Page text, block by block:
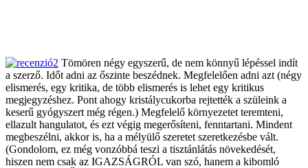
Tömören négy egyszerű, de nem könnyű lépéssel indít
a szerző. Időt adni az őszinte beszédnek. Megfelelően adni azt (négy
elismerés, egy kritika, de több elismerés is lehet egy kritikus
megjegyzéshez. Pont ahogy kristálycukorba rejtették a szüleink a
keserű gyógyszert még régen.) Megfelelő környezetet teremteni,
ellazult hangulatot, és ezt végig megerősíteni, fenntartani. Mindent
megbeszélni, akkor is, ha a mélyülő szeretet szeretkezésbe vált.
(Gondolom, ez még vonzóbbá teszi a tisztánlátás növekedését,
hiszen nem csak az IGAZSÁGRÓL van szó, hanem a kibomló